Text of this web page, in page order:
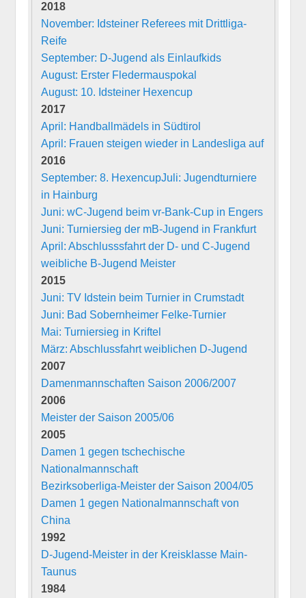
2018
November: Idsteiner Referees mit Drittliga-
Reife
September: D-Jugend als Einlaufkids
August: Erster Fledermauspokal
August: 10. Idsteiner Hexencup
2017
April: Handballmädels in Südtirol
April: Frauen steigen wieder in Landesliga auf
2016
September: 8. HexencupJuli: Jugendturniere
in Hainburg
Juni: wC-Jugend beim vr-Bank-Cup in Engers
Juni: Turniersieg der mB-Jugend in Frankfurt
April: Abschlusssfahrt der D- und C-Jugend
weibliche B-Jugend Meister
2015
Juni: TV Idstein beim Turnier in Crumstadt
Juni: Bad Sobernheimer Felke-Turnier
Mai: Turniersieg in Kriftel
März: Abschlussfahrt weiblichen D-Jugend
2007
Damenmannschaften Saison 2006/2007
2006
Meister der Saison 2005/06
2005
Damen 1 gegen tschechische
Nationalmannschaft
Bezirksoberliga-Meister der Saison 2004/05
Damen 1 gegen Nationalmannschaft von
China
1992
D-Jugend-Meister in der Kreisklasse Main-
Taunus
1984